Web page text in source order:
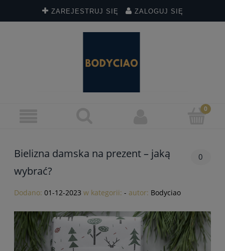
ZAREJESTRUJ SIĘ ZALOGUJ SIĘ
Bielizna damska na prezent – jaką
wybrać?
0
Dodano: 01-12-2023 w kategorii: - autor: Bodyciao